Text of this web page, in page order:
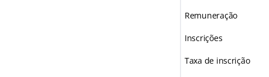
Remuneração
Inscrições
Taxa de inscrição